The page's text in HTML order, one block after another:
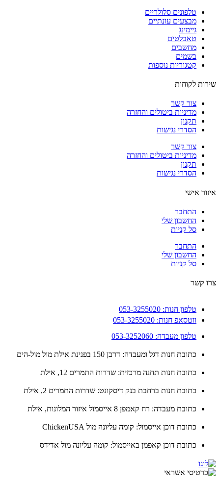
טלפונים סלולריים
מבצעים עונתיים
גיימינג
טאבלטים
מחשבים
בשמים
קטגוריות נוספות
לקוחות
צור קשר
מדיניות ביטולים והחזרה
תקנון
הסדרי נגישות
צור קשר
מדיניות ביטולים והחזרה
תקנון
הסדרי נגישות
אישי
התחבר
החשבון שלי
סל קניות
התחבר
החשבון שלי
סל קניות
קשר
טלפון חנות: 053-3255020
ווטסאפ חנות: 053-3255020
טלפון מעבדה: 053-3252060
כתובת חנות דגל ומעבדה: דרבן 150 בפנינת אילת מול מול-הים
כתובת חנות תחנה מרכזית: שדרות התמרים 12, אילת
כתובת חנות ברחבת בנק דיסקונט: שדרות התמרים 2, אילת
כתובת מעבדה: רח קאמפן 8 אייסמול איזור המלונות, אילת
כתובת דוכן אייסמול: קומה עליונה מול ChickenUSA
כתובת דוכן קאפמן באייסמול: קומה עליונה מול אדידס